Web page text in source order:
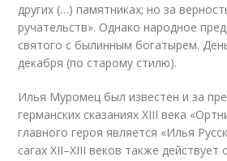
других (…) памятниках; но за
ручательств». Однако народное
святого с былинным богатырем.
декабря (по старому стилю).
Илья Муромец был известен и за
германских сказаниях XIII века
главного героя является «Илья
сагах XII–XIII веков также